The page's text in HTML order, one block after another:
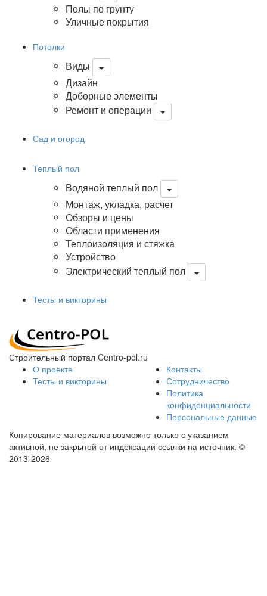
Полы по грунту
Уличные покрытия
Потолки
Виды
Дизайн
Доборные элементы
Ремонт и операции
Сад и огород
Теплый пол
Водяной теплый пол
Монтаж, укладка, расчет
Обзоры и цены
Области применения
Теплоизоляция и стяжка
Устройство
Электрический теплый пол
Тесты и викторины
Строительный портал Centro-pol.ru
О проекте
Тесты и викторины
Контакты
Сотрудничество
Политика
конфиденциальности
Персональные данные
Копирование материалов возможно только с указанием
активной, не закрытой от индексации ссылки на источник. ©
2013-2026